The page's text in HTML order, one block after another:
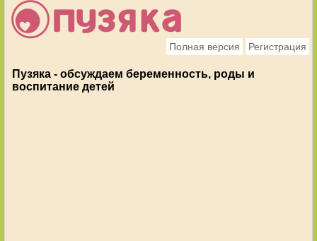
Полная версия Регистрация
Пузяка - обсуждаем беременность, роды и
воспитание детей